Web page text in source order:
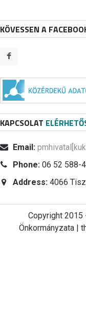
KÖVESSEN A
KAPCSOLAT
Email:
Phone: 06 52 588-
Address: 4066
Copyright
Önkormányzata |